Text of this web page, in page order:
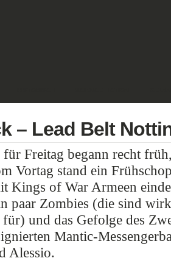
– Lead Belt
für Freitag begann recht
Vortag stand ein
Kings of War Armeen
paar Zombies (die sind
und das Gefolge des
Mantic-
Alessio.